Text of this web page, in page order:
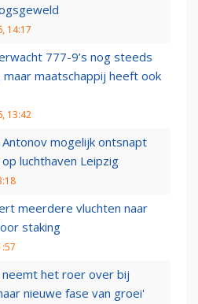
14:17
777-9’s nog steeds
maatschappij heeft ook
13:42
mogelijk ontsnapt
op luchthaven Leipzig
meerdere vluchten naar
staking
neemt het roer over bij
nieuwe fase van groei'